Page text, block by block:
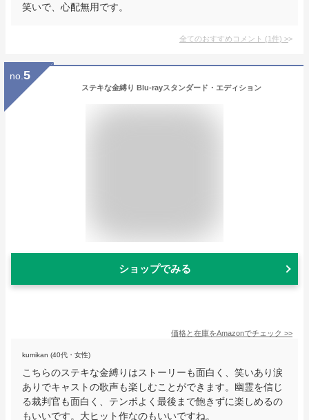
笑いで、心配無用です。
全てのおすすめコメント (1件) >
no. 5
ステキな金縛り Blu-rayスタンダード・エディション
ショップでみる
価格と在庫をAmazonでチェック >>
kumikan (40代・女性)
こちらのステキな金縛りはストーリーも面白く、笑いあり涙
ありでキャストの歌声も楽しむことができます。幽霊を信じ
る裁判官も面白く、テンポよく最後まで飽きずに楽しめるの
もいいです。大ヒット作なのもいいですね。